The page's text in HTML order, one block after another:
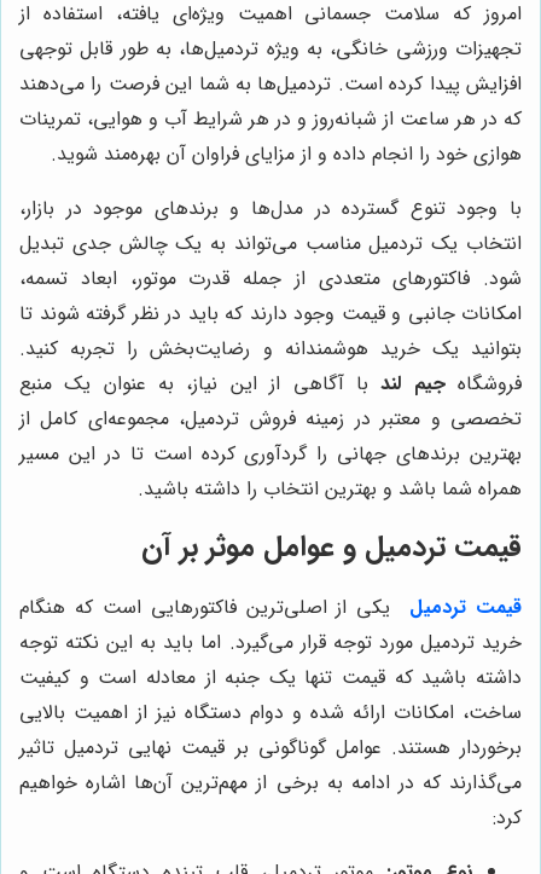
امروز که سلامت جسمانی اهمیت ویژه‌ای یافته، استفاده از
تجهیزات ورزشی خانگی، به ویژه تردمیل‌ها، به طور قابل توجهی
افزایش پیدا کرده است. تردمیل‌ها به شما این فرصت را می‌دهند
که در هر ساعت از شبانه‌روز و در هر شرایط آب و هوایی، تمرینات
هوازی خود را انجام داده و از مزایای فراوان آن بهره‌مند شوید.
با وجود تنوع گسترده در مدل‌ها و برندهای موجود در بازار،
انتخاب یک تردمیل مناسب می‌تواند به یک چالش جدی تبدیل
شود. فاکتورهای متعددی از جمله قدرت موتور، ابعاد تسمه،
امکانات جانبی و قیمت وجود دارند که باید در نظر گرفته شوند تا
بتوانید یک خرید هوشمندانه و رضایت‌بخش را تجربه کنید.
فروشگاهجیم لندبا آگاهی از این نیاز، به عنوان یک منبع
تخصصی و معتبر در زمینه فروش تردمیل، مجموعه‌ای کامل از
بهترین برندهای جهانی را گردآوری کرده است تا در این مسیر
همراه شما باشد و بهترین انتخاب را داشته باشید.
قیمت تردمیل و عوامل موثر بر آن
قیمت تردمیل
یکی از اصلی‌ترین فاکتورهایی است که هنگام
خرید تردمیل مورد توجه قرار می‌گیرد. اما باید به این نکته توجه
داشته باشید که قیمت تنها یک جنبه از معادله است و کیفیت
ساخت، امکانات ارائه شده و دوام دستگاه نیز از اهمیت بالایی
برخوردار هستند. عوامل گوناگونی بر قیمت نهایی تردمیل تاثیر
می‌گذارند که در ادامه به برخی از مهم‌ترین آن‌ها اشاره خواهیم
کرد: